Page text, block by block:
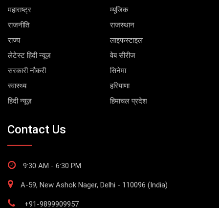
महाराष्ट्र
म्यूजिक
राजनीति
राजस्थान
राज्य
लाइफस्टाइल
लेटेस्ट हिंदी न्यूज़
वेब सीरीज
सरकारी नौकरी
सिनेमा
स्वास्थ्य
हरियाणा
हिंदी न्यूज़
हिमाचल प्रदेश
Contact Us
9:30 AM - 6:30 PM
A-59, New Ashok Nager, Delhi - 110096 (India)
+91-9899909957